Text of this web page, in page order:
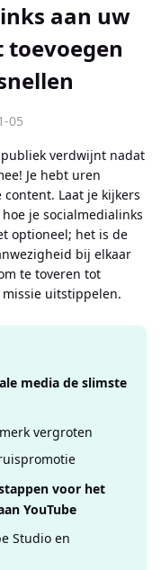
aan uw
toevoegen
05
publiek verdwijnt nadat
Je hebt uren
Laat je kijkers
je socialmedialinks
optioneel; het is de
bij elkaar
te toveren tot
uitstippelen.
media de slimste
vergroten
voor het
YouTube
Studio en